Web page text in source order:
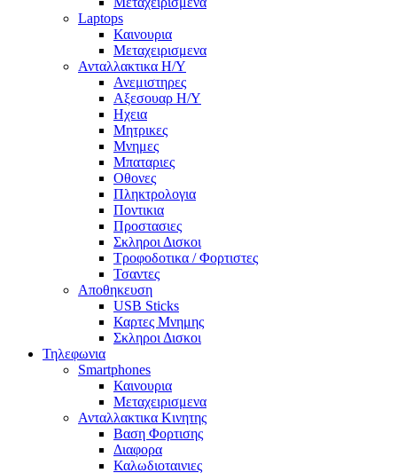
Laptops
Καινουρια
Μεταχειρισμενα
Ανταλλακτικα H/Y
Ανεμιστηρες
Αξεσουαρ Η/Υ
Ηχεια
Μητρικες
Μνημες
Μπαταριες
Οθονες
Πληκτρολογια
Ποντικια
Προστασιες
Σκληροι Δισκοι
Τροφοδοτικα / Φορτιστες
Τσαντες
Αποθηκευση
USB Sticks
Καρτες Μνημης
Σκληροι Δισκοι
Τηλεφωνια
Smartphones
Καινουρια
Μεταχειρισμενα
Ανταλλακτικα Κινητης
Βαση Φορτισης
Διαφορα
Καλωδιοταινιες